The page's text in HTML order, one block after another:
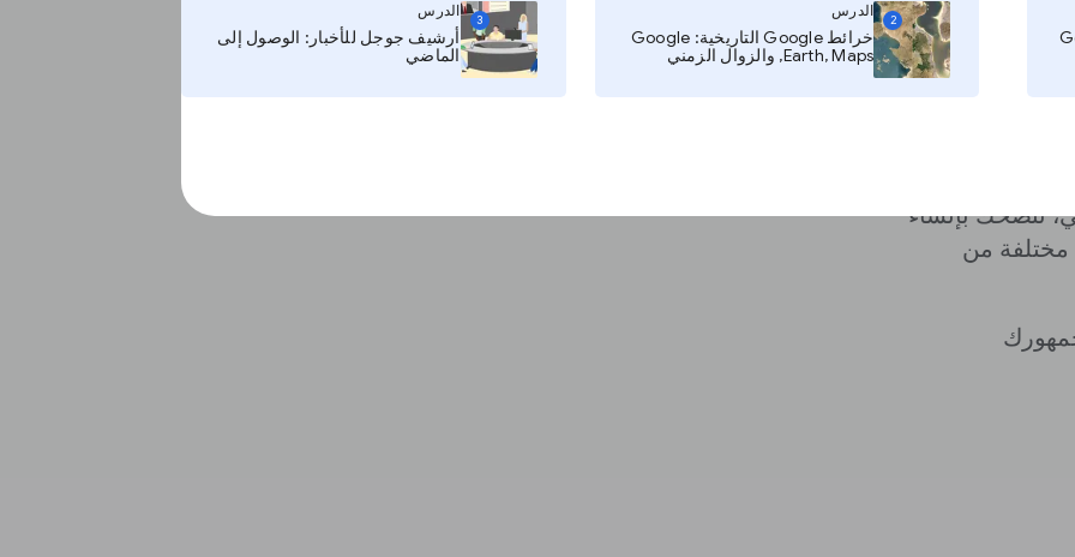
2
الدرس
خرائط Google التاريخية: Google
Earth, Maps, والزوال الزمني
3
الدرس
أرشيف جوجل للأخبار: الوصول إلى
الماضي
ننصحك بإنشاء
من